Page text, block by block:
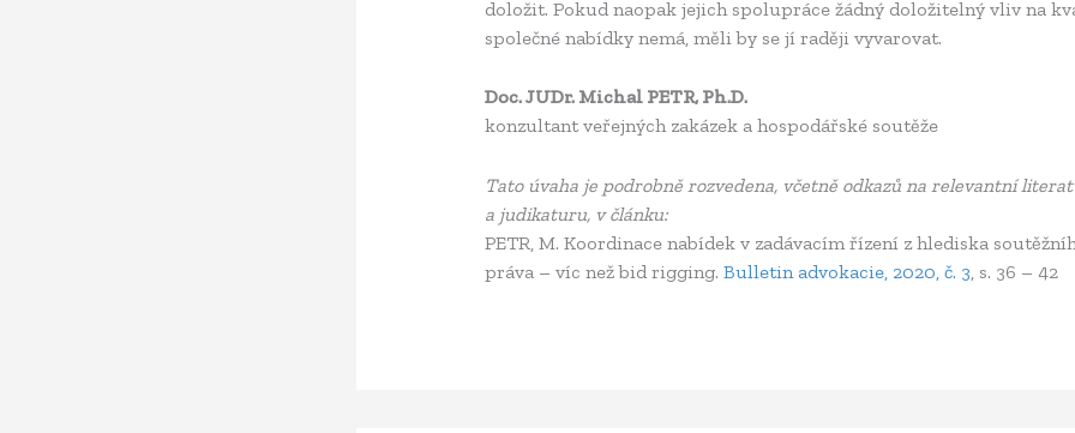
doložit. Pokud naopak jejich spolupráce žádný doložitelný vliv na
společné nabídky nemá, měli by se jí raději vyvarovat.
Doc. JUDr. Michal PETR, Ph.D.
konzultant veřejných zakázek a hospodářské soutěže
Tato úvaha je podrobně rozvedena, včetně odkazů na relevantní
a judikaturu, v článku:
PETR, M. Koordinace nabídek v zadávacím řízení z hlediska
práva – víc než bid rigging. Bulletin advokacie, 2020, č. 3, s. 36 – 42